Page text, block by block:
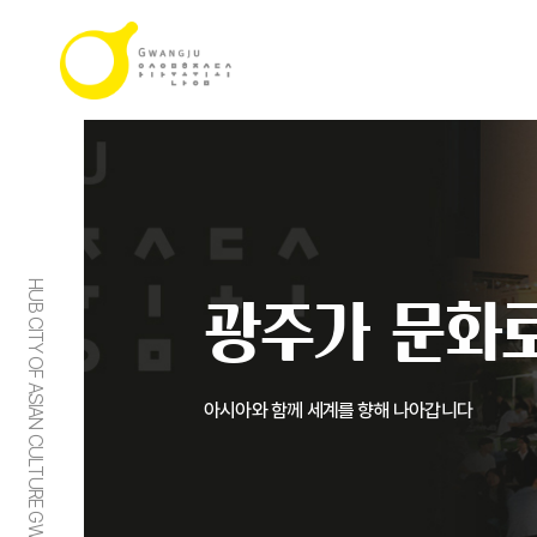
HUB CITY OF ASIAN CULTURE GWANGJU 광주가 문화
아시아와 함께 세계를 향해 나아갑니다